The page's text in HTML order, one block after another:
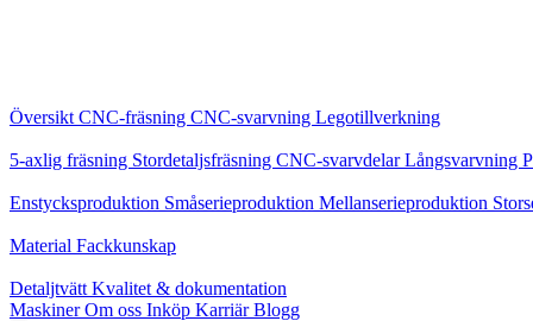
Översikt CNC-fräsning CNC-svarvning Legotillverkning
5-axlig fräsning Stordetaljsfräsning CNC-svarvdelarLångsvarvning
Enstycksproduktion Småserieproduktion Mellanserieproduktion
Material Fackkunskap
Detaljtvätt Kvalitet & dokumentation
MaskinerOm oss Inköp KarriärBlogg